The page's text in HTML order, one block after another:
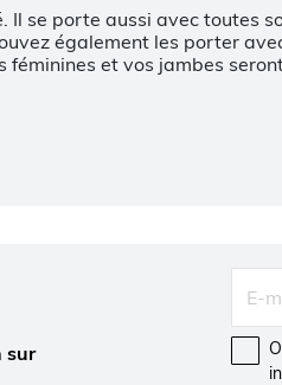
Il se porte aussi avec toutes
également les porter
et vos jambes
et le combiner de manière à
et coupes qui mettent joliment
et des pantalons évasés des
jean idéal ici !
sur